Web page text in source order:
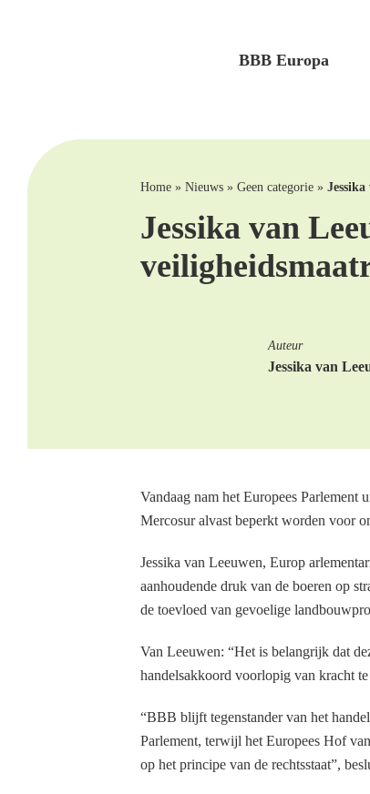
BBB Europa
Home » Nieuws » Geen categorie »
Jessika van
Auteur
Jessika van
Vandaag nam het Europees
Mercosur alvast beperkt worden voor
Jessika van Leeuwen, Europ
aanhoudende druk van de boeren op
de toevloed van gevoelige
Van Leeuwen: “Het is belangrijk dat
handelsakkoord voorlopig van kracht
“BBB blijft tegenstander van het
Parlement, terwijl het Europees Hof
op het principe van de rechtsstaat”,